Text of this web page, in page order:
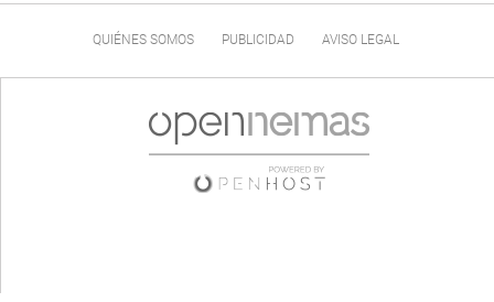
QUIÉNES SOMOS PUBLICIDAD AVISO LEGAL